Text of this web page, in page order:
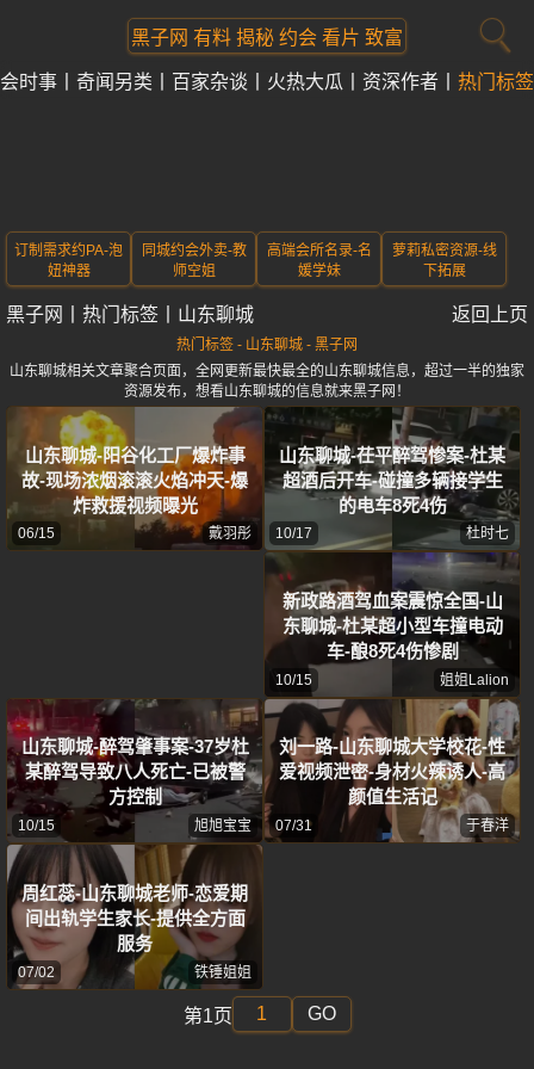
黑子网 有料 揭秘 约会 看片 致富
时事 奇闻另类 百家杂谈 火热大瓜 资深作者 热门标签
订制需求约PA-泡
妞神器
同城约会外卖-教
师空姐
高端会所名录-名
媛学妹
萝莉私密资源-线
下拓展
黑子网 热门标签 山东聊城 返回上页
热门标签 - 山东聊城 - 黑子网
山东聊城相关文章聚合页面，全网更新最快最全的山东聊城信息，超过一半的独家
资源发布，想看山东聊城的信息就来黑子网！
山东聊城-阳谷化工厂爆炸事
故-现场浓烟滚滚火焰冲天-爆
炸救援视频曝光
06/15 戴羽彤
山东聊城-茌平醉驾惨案-杜某
超酒后开车-碰撞多辆接学生
的电车8死4伤
10/17 杜时七
新政路酒驾血案震惊全国-山
东聊城-杜某超小型车撞电动
车-酿8死4伤惨剧
10/15 姐姐Lalion
山东聊城-醉驾肇事案-37岁杜
某醉驾导致八人死亡-已被警
方控制
10/15 旭旭宝宝
刘一路-山东聊城大学校花-性
爱视频泄密-身材火辣诱人-高
颜值生活记
07/31 于春洋
周红蕊-山东聊城老师-恋爱期
间出轨学生家长-提供全方面
服务
07/02 铁锤姐姐
第1页 GO